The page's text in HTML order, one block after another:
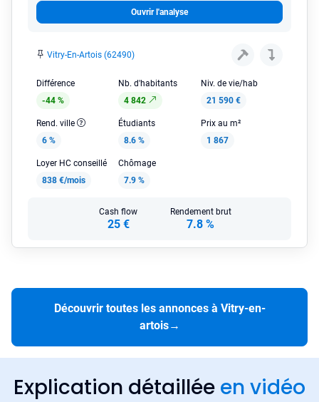
Ouvrir l'analyse
Vitry-En-Artois (62490)
Différence
-44 %
Nb. d'habitants
4 842
Niv. de vie/hab
21 590 €
Rend. ville
6 %
Étudiants
8.6 %
Prix au m²
1 867
Loyer HC conseillé
838 €/mois
Chômage
7.9 %
Cash flow
25 €
Rendement brut
7.8 %
Découvrir toutes les annonces à Vitry-en-
artois→
Explication détaillée en vidéo